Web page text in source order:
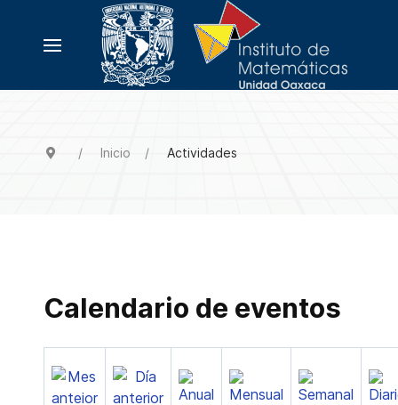
Inicio Actividades
Calendario de eventos